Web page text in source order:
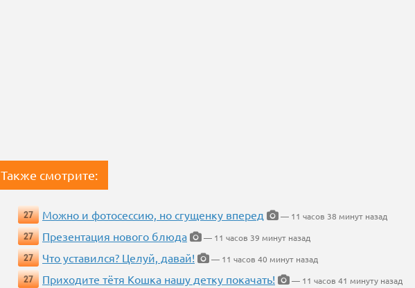
Также смотрите:
27 Можно и фотосессию, но сгущенку вперед
— 11 часов 38 минут назад
27
Презентация нового блюда
— 11 часов 39 минут назад
27
Что уставился? Целуй, давай!
— 11 часов 40 минут назад
27
Приходите тётя Кошка нашу детку покачать!
— 11 часов 41 минуту назад